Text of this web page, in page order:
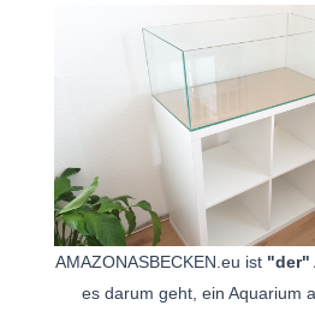
AMAZONASBECKEN.eu ist "der"
es darum geht, ein Aquarium